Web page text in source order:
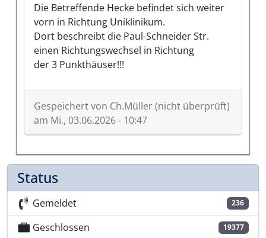
Die Betreffende Hecke befindet sich weiter
vorn in Richtung Uniklinikum.
Dort beschreibt die Paul-Schneider Str.
einen Richtungswechsel in Richtung
der 3 Punkthäuser!!!
Gespeichert von Ch.Müller (nicht überprüft)
am Mi., 03.06.2026 - 10:47
Status
Gemeldet 236
Geschlossen 19377